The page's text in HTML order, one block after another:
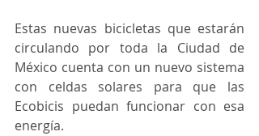
Estas nuevas bicicletas que estarán
circulando por toda la Ciudad de
México cuenta con un nuevo sistema
con celdas solares para que las
Ecobicis puedan funcionar con esa
energía.